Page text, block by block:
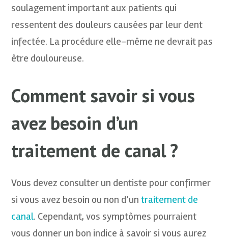
soulagement important aux patients qui
ressentent des douleurs causées par leur dent
infectée. La procédure elle-même ne devrait pas
être douloureuse.
Comment savoir si vous
avez besoin d’un
traitement de canal ?
Vous devez consulter un dentiste pour confirmer
si vous avez besoin ou non d’untraitement de
canal. Cependant, vos symptômes pourraient
vous donner un bon indice à savoir si vous aurez